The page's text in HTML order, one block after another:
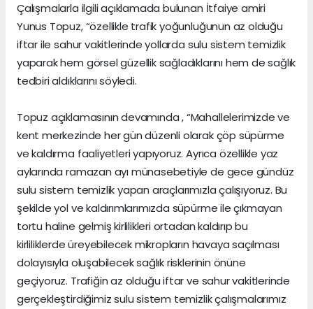
Çalışmalarla ilgili açıklamada bulunan İtfaiye amiri
Yunus Topuz, “özellikle trafik yoğunluğunun az olduğu
iftar ile sahur vakitlerinde yollarda sulu sistem temizlik
yaparak hem görsel güzellik sağladıklarını hem de sağlık
tedbiri aldıklarını söyledi.
Topuz açıklamasının devamında , “Mahallelerimizde ve
kent merkezinde her gün düzenli olarak çöp süpürme
ve kaldırma faaliyetleri yapıyoruz. Ayrıca özellikle yaz
aylarında ramazan ayı münasebetiyle de gece gündüz
sulu sistem temizlik yapan araçlarımızla çalışıyoruz. Bu
şekilde yol ve kaldırımlarımızda süpürme ile çıkmayan
tortu haline gelmiş kirlilikleri ortadan kaldırıp bu
kirliliklerde üreyebilecek mikropların havaya saçılması
dolayısıyla oluşabilecek sağlık risklerinin önüne
geçiyoruz. Trafiğin az olduğu iftar ve sahur vakitlerinde
gerçekleştirdiğimiz sulu sistem temizlik çalışmalarımız